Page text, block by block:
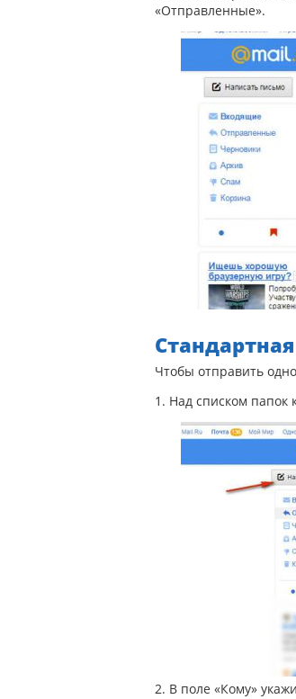
«Отправленные».
Чтобы отправить
1. Над списком папок
2. В поле «Кому»